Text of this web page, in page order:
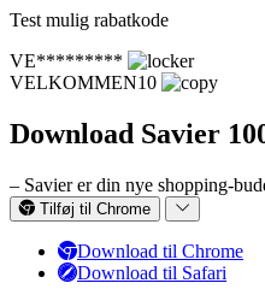
Test mulig rabatkode
VE*********
VELKOMMEN10
Download Savier
– Savier er din nye shopping-
Tilføj til Chrome
Download til Chrome
Download til Safari